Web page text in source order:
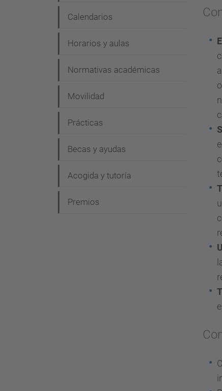
Calendarios
Horarios y aulas
Normativas académicas
Movilidad
Prácticas
Becas y ayudas
Acogida y tutoría
Premios